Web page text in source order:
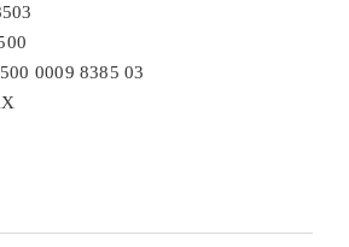
0009 8385 03